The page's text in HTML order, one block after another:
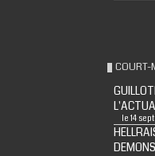
COURT-
le 14
DEMONS